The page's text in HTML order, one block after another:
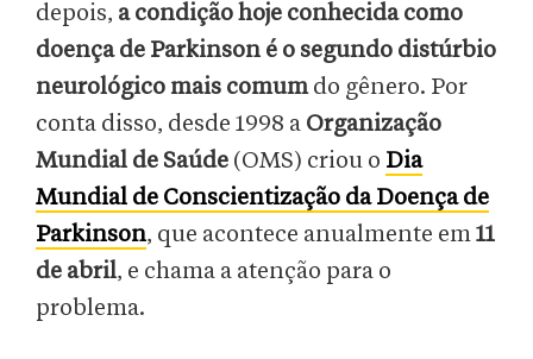
depois, a condição hoje conhecida como
doença de Parkinson é o segundo distúrbio
neurológico mais comumdo gênero. Por
conta disso, desde 1998 a Organização
Mundial de Saúde (OMS) criou o Dia
Mundial de Conscientização da Doença de
Parkinson, que acontece anualmente em11
de abril, e chama a atenção para o
problema.